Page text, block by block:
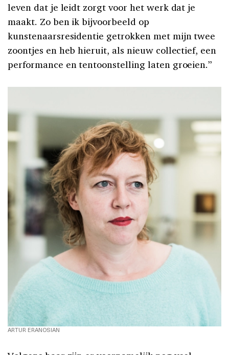
leven dat je leidt zorgt voor het werk dat je
maakt. Zo ben ik bijvoorbeeld op
kunstenaarsresidentie getrokken met mijn twee
zoontjes en heb hieruit, als nieuw collectief, een
performance en tentoonstelling laten groeien.”
ARTUR ERANOSIAN